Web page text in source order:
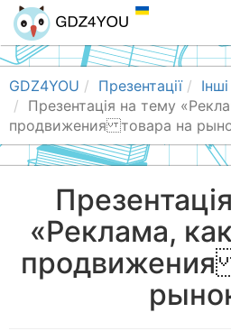
GDZ4YOU Презентації
Інші
Презентація на тему
продвижения товара на
«Реклама,
продвижения